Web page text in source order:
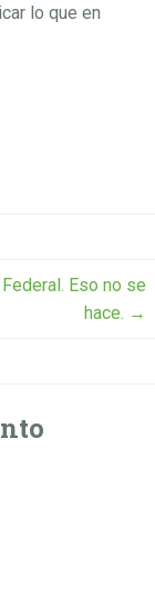
lo que en
Eso no se
hace. →